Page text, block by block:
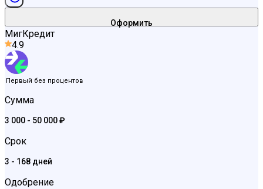
Оформить
МигКредит
4.9
Первый без процентов
Сумма
3 000 - 50 000 ₽
Срок
3 - 168 дней
Одобрение